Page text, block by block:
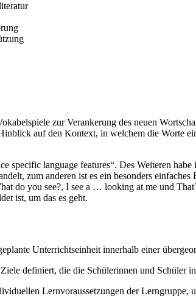
zur Verankerung des neuen
auf den Kontext, in welchem die Worte
specific language features“. Des Weiteren
zum anderen ist es ein besonders
do you see?, I see a … looking at me und
ist, um das es geht.
Unterrichtseinheit innerhalb einer
definiert, die die Schülerinnen und Schüler
Lernvoraussetzungen der Lerngruppe,